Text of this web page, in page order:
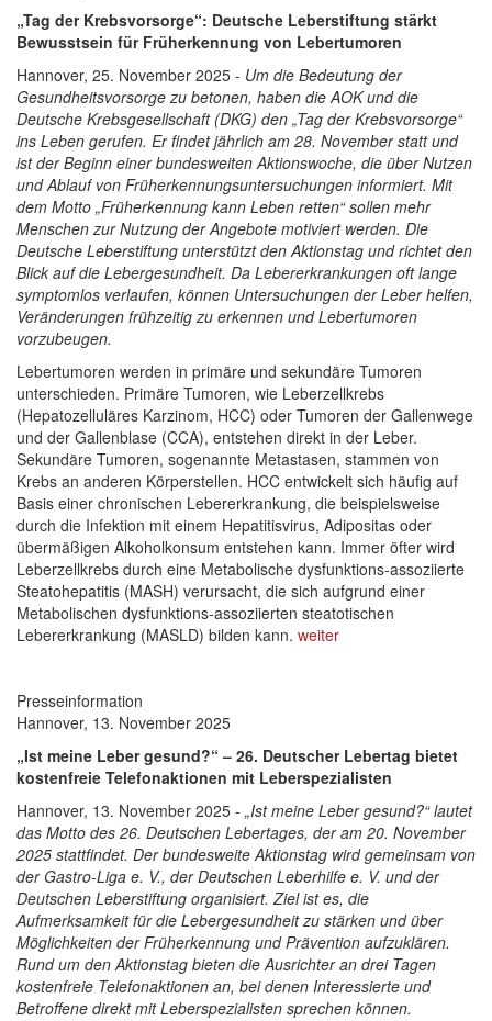
„Tag der Krebsvorsorge“: Deutsche Leberstiftung stärkt
Bewusstsein für Früherkennung von Lebertumoren
Hannover, 25. November 2025 - Um die Bedeutung der
Gesundheitsvorsorge zu betonen, haben die AOK und die
Deutsche Krebsgesellschaft (DKG) den „Tag der Krebsvorsorge“
ins Leben gerufen. Er findet jährlich am 28. November statt und
ist der Beginn einer bundesweiten Aktionswoche, die über Nutzen
und Ablauf von Früherkennungsuntersuchungen informiert. Mit
dem Motto „Früherkennung kann Leben retten“ sollen mehr
Menschen zur Nutzung der Angebote motiviert werden. Die
Deutsche Leberstiftung unterstützt den Aktionstag und richtet den
Blick auf die Lebergesundheit. Da Lebererkrankungen oft lange
symptomlos verlaufen, können Untersuchungen der Leber helfen,
Veränderungen frühzeitig zu erkennen und Lebertumoren
vorzubeugen.
Lebertumoren werden in primäre und sekundäre Tumoren
unterschieden. Primäre Tumoren, wie Leberzellkrebs
(Hepatozelluläres Karzinom, HCC) oder Tumoren der Gallenwege
und der Gallenblase (CCA), entstehen direkt in der Leber.
Sekundäre Tumoren, sogenannte Metastasen, stammen von
Krebs an anderen Körperstellen. HCC entwickelt sich häufig auf
Basis einer chronischen Lebererkrankung, die beispielsweise
durch die Infektion mit einem Hepatitisvirus, Adipositas oder
übermäßigen Alkoholkonsum entstehen kann. Immer öfter wird
Leberzellkrebs durch eine Metabolische dysfunktions-assoziierte
Steatohepatitis (MASH) verursacht, die sich aufgrund einer
Metabolischen dysfunktions-assoziierten steatotischen
Lebererkrankung (MASLD) bilden kann. weiter
Presseinformation
Hannover, 13. November 2025
„Ist meine Leber gesund?“ – 26. Deutscher Lebertag bietet
kostenfreie Telefonaktionen mit Leberspezialisten
Hannover, 13. November 2025 - „Ist meine Leber gesund?“ lautet
das Motto des 26. Deutschen Lebertages, der am 20. November
2025 stattfindet. Der bundesweite Aktionstag wird gemeinsam von
der Gastro-Liga e. V., der Deutschen Leberhilfe e. V. und der
Deutschen Leberstiftung organisiert. Ziel ist es, die
Aufmerksamkeit für die Lebergesundheit zu stärken und über
Möglichkeiten der Früherkennung und Prävention aufzuklären.
Rund um den Aktionstag bieten die Ausrichter an drei Tagen
kostenfreie Telefonaktionen an, bei denen Interessierte und
Betroffene direkt mit Leberspezialisten sprechen können.